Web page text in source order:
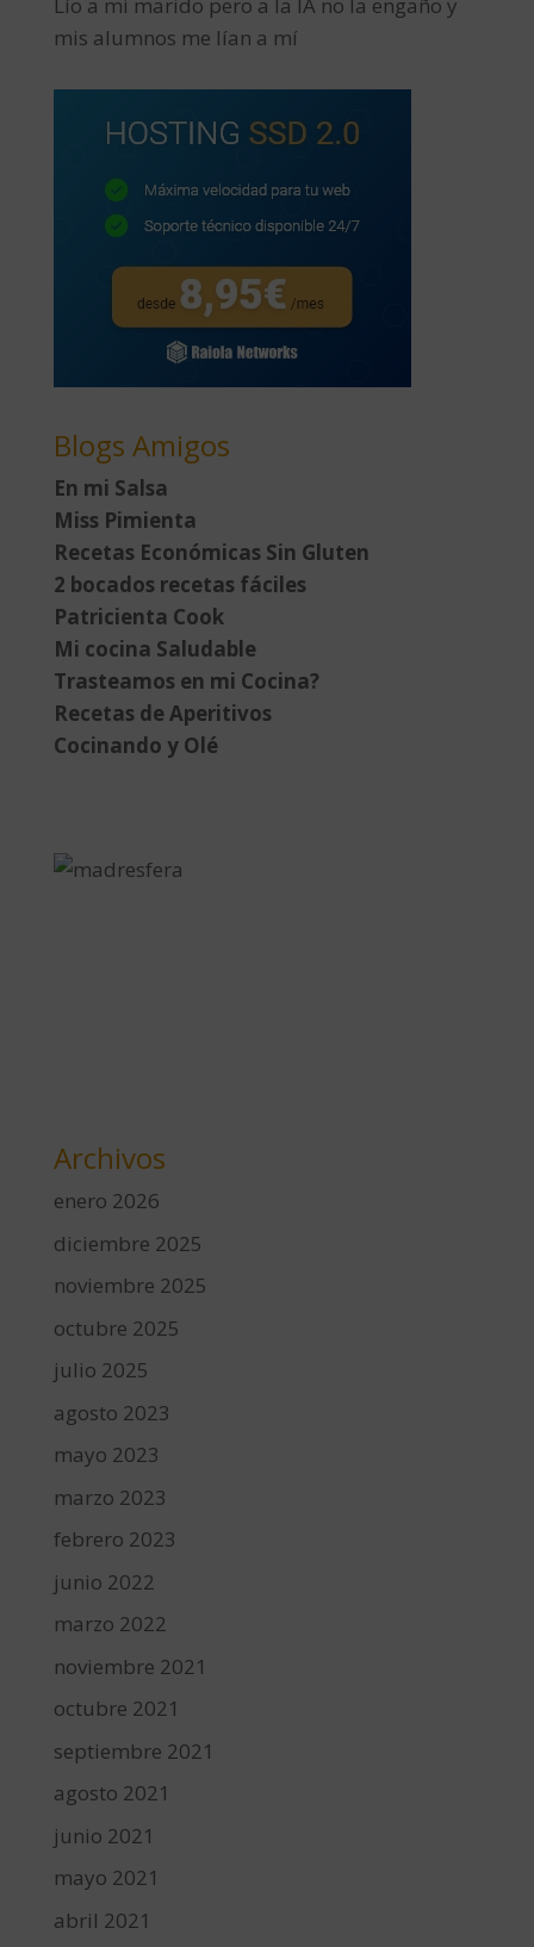
mis alumnos me lían a mí
Blogs Amigos
En mi Salsa
Miss Pimienta
Recetas Económicas Sin Gluten
2 bocados recetas fáciles
Patricienta Cook
Mi cocina Saludable
Trasteamos en mi Cocina?
Recetas de Aperitivos
Cocinando y Olé
Archivos
enero 2026
diciembre 2025
noviembre 2025
octubre 2025
julio 2025
agosto 2023
mayo 2023
marzo 2023
febrero 2023
junio 2022
marzo 2022
noviembre 2021
octubre 2021
septiembre 2021
agosto 2021
junio 2021
mayo 2021
abril 2021